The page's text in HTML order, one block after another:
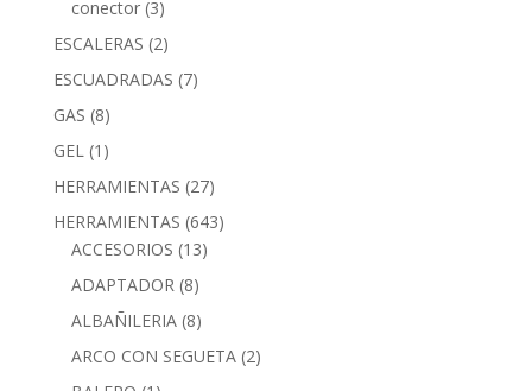
conector (3)
ESCALERAS (2)
ESCUADRADAS (7)
GAS (8)
GEL (1)
HERRAMIENTAS (27)
HERRAMIENTAS (643)
ACCESORIOS (13)
ADAPTADOR (8)
ALBAÑILERIA (8)
ARCO CON SEGUETA (2)